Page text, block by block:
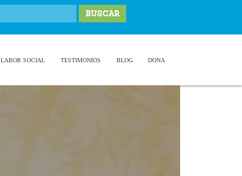
LABOR SOCIAL TESTIMONIOS BLOG DONA